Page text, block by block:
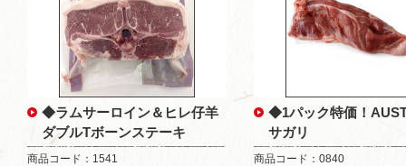
◆ラムサーロイン＆ヒレ仔羊
ダブルTボーンステーキ
商品コード：1541
◆1パック特価！
サガリ
商品コード：0840